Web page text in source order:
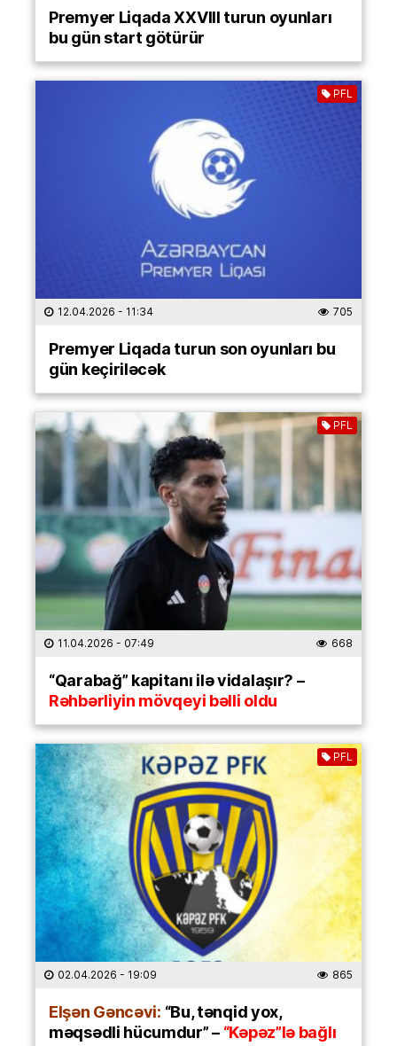
Premyer Liqada XXVIII turun oyunları
bu gün start götürür
PFL
12.04.2026 - 11:34 705
Premyer Liqada turun son oyunları bu
gün keçiriləcək
PFL
11.04.2026 - 07:49 668
“Qarabağ” kapitanı ilə vidalaşır? –
Rəhbərliyin mövqeyi bəlli oldu
PFL
02.04.2026 - 19:09 865
Elşən Gəncəvi: “Bu, tənqid yox,
məqsədli hücumdur” –“Kəpəz”lə bağlı